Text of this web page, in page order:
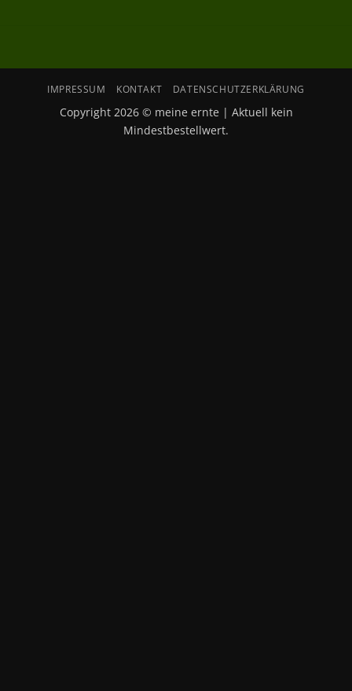
IMPRESSUM KONTAKT DATENSCHUTZERKLÄRUNG
Copyright 2026 © meine ernte | Aktuell kein
Mindestbestellwert.